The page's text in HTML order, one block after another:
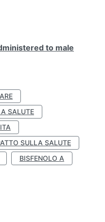
to male
SALUTE
SULLA SALUTE
BISFENOLO A